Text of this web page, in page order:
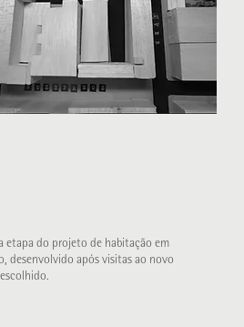
etapa do projeto de habitação em
desenvolvido após visitas ao novo